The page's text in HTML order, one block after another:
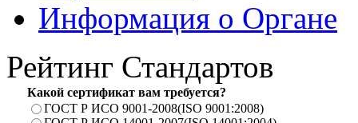
Информация о Органе
Рейтинг Стандартов
Какой сертификат вам требуется?
ГОСТ Р ИСО 9001-2008(ISO 9001:2008)